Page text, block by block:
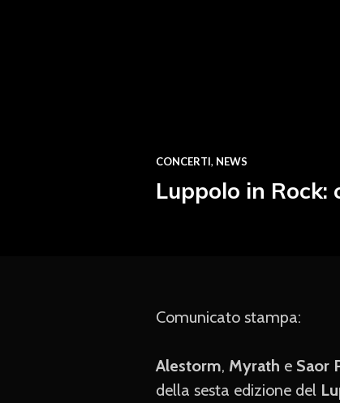
CONCERTI, NEWS
Luppolo in
Comunicato stampa:
Alestorm, Myrath e Saor
della sesta edizione del